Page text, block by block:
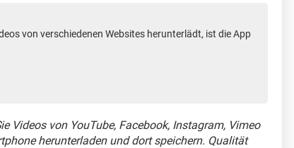
von verschiedenen Websites herunterlädt, ist die App
Videos von YouTube, Facebook, Instagram, Vimeo
herunterladen und dort speichern. Qualität